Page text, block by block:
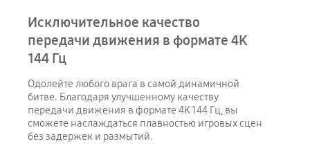
Исключительное качество
передачи движения в формате 4K
144 Гц
Одолейте любого врага в самой динамичной
битве. Благодаря улучшенному качеству
передачи движения в формате 4K 144 Гц, вы
сможете наслаждаться плавностью игровых сцен
без задержек и размытий.